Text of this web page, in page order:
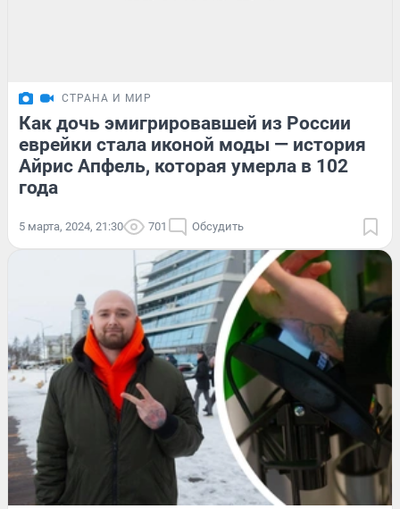
СТРАНА И МИР
Как дочь эмигрировавшей из России
еврейки стала иконой моды — история
Айрис Апфель, которая умерла в 102
года
5 марта, 2024, 21:30 701 Обсудить